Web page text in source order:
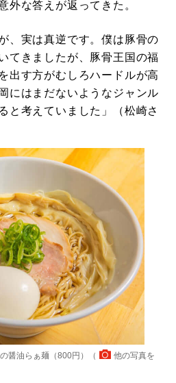
外な答えが返ってきた。
、実は真逆です。僕は豚骨の
てきましたが、豚骨王国の福
出す方がむしろハードルが高
にはまだないようなジャンル
と考えていました」（松崎さ
醤油らぁ麺（800円）（
他の写真を